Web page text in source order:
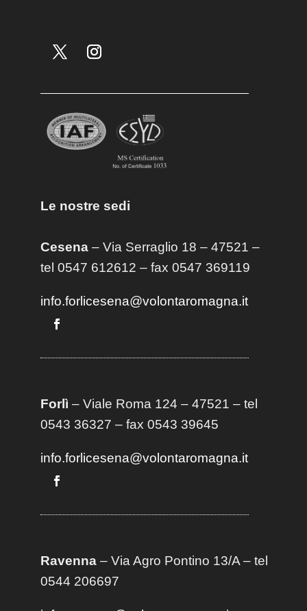
Le nostre sedi
Cesena– Via Serraglio 18 – 47521 –
tel 0547 612612 – fax 0547 369119
info.forlicesena@volontaromagna.it
Forlì – Viale Roma 124 – 47521 – tel
0543 36327 – fax 0543 39645
info.forlicesena@volontaromagna.it
Ravenna– Via Agro Pontino 13/A– tel
0544 206697